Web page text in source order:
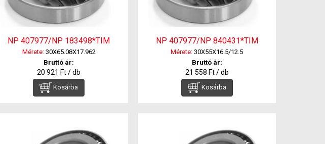
NP 407977/NP 183498*TIM
Mérete:30X65.08X17.962
Bruttó ár:
20 921 Ft / db
Kosárba
NP 407977/NP 840431*TIM
Mérete: 30X55X16.5/12.5
Bruttó ár:
21 558 Ft / db
Kosárba